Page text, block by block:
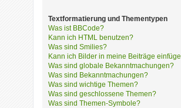
Textformatierung und Thementypen
Was ist BBCode?
Kann ich HTML benutzen?
Was sind Smilies?
Kann ich Bilder in meine Beiträge
Was sind globale Bekanntmachungen?
Was sind Bekanntmachungen?
Was sind wichtige Themen?
Was sind geschlossene Themen?
Was sind Themen-Symbole?